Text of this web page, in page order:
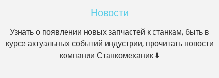
Новости
Узнать о появлении новых запчастей к станкам, быть в
курсе актуальных событий индустрии, прочитать новости
компании Станкомеханик ⬇️